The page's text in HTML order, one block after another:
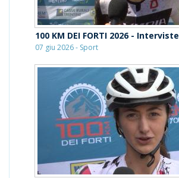
100 KM DEI FORTI 2026 - Interviste
07 giu 2026 - Sport